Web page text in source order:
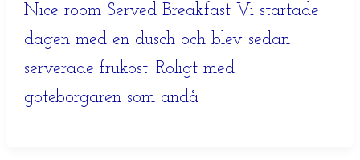
Nice room Served Breakfast Vi startade
dagen med en dusch och blev sedan
serverade frukost. Roligt med
göteborgaren som ändå